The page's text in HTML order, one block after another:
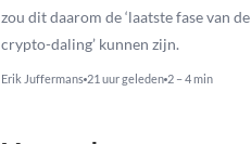
zou dit daarom de ‘laatste fase van de
crypto-daling’ kunnen zijn.
Erik Juffermans 21 uur geleden 2 – 4 min